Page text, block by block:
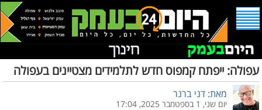
עפולה: ייפתח קמפוס חדש לתלמידים מצטיינים בעפולה
מאת: דני ברנר
יום שני, 1 בספטמבר 2025, 17:04